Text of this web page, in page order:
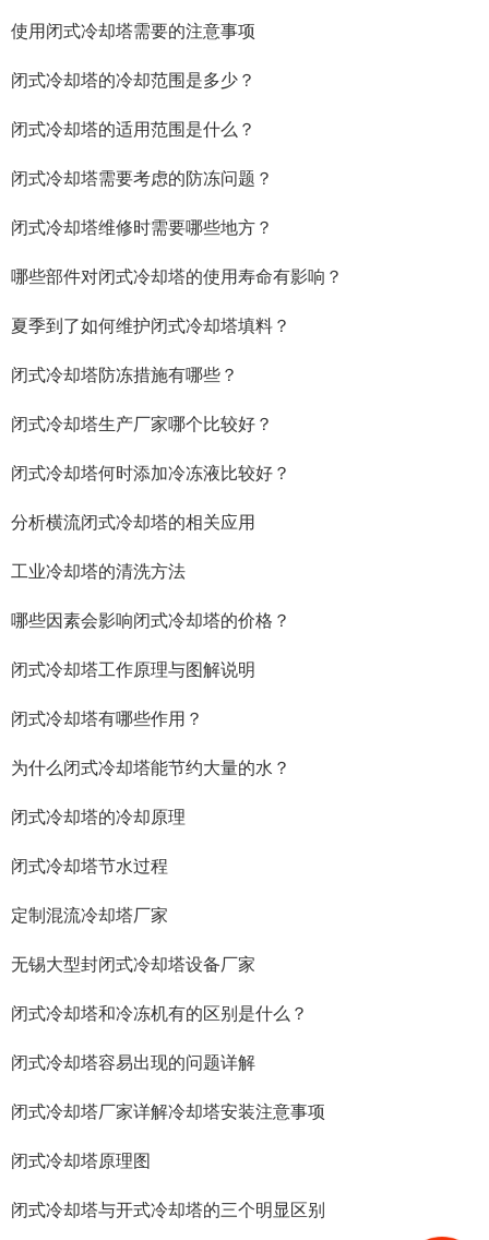
使用闭式冷却塔需要的注意事项
闭式冷却塔的冷却范围是多少？
闭式冷却塔的适用范围是什么？
闭式冷却塔需要考虑的防冻问题？
闭式冷却塔维修时需要哪些地方？
哪些部件对闭式冷却塔的使用寿命有影响？
夏季到了如何维护闭式冷却塔填料？
闭式冷却塔防冻措施有哪些？
闭式冷却塔生产厂家哪个比较好？
闭式冷却塔何时添加冷冻液比较好？
分析横流闭式冷却塔的相关应用
工业冷却塔的清洗方法
哪些因素会影响闭式冷却塔的价格？
闭式冷却塔工作原理与图解说明
闭式冷却塔有哪些作用？
为什么闭式冷却塔能节约大量的水？
闭式冷却塔的冷却原理
闭式冷却塔节水过程
定制混流冷却塔厂家
无锡大型封闭式冷却塔设备厂家
闭式冷却塔和冷冻机有的区别是什么？
闭式冷却塔容易出现的问题详解
闭式冷却塔厂家详解冷却塔安装注意事项
闭式冷却塔原理图
闭式冷却塔与开式冷却塔的三个明显区别